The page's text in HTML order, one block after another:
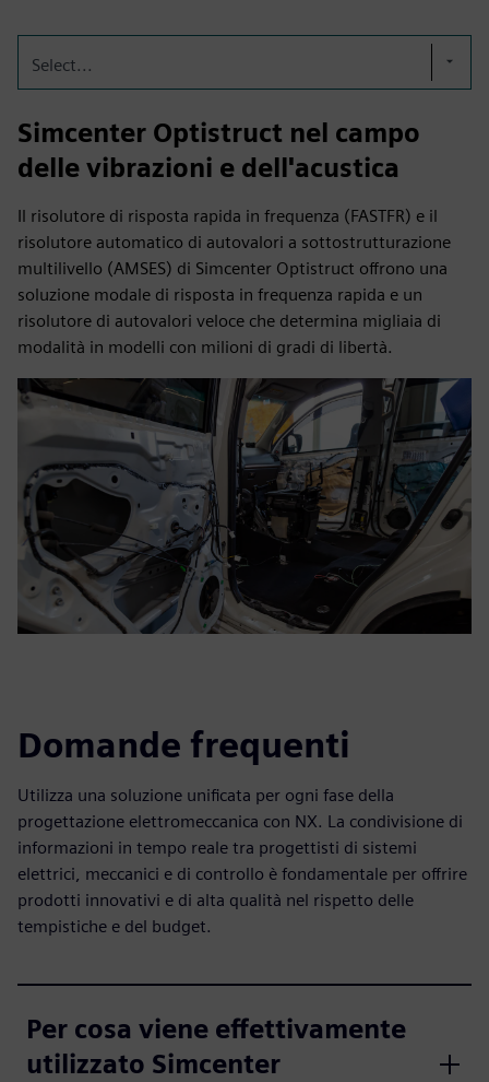
Select...
Simcenter Optistruct nel campo
delle vibrazioni e dell'acustica
Il risolutore di risposta rapida in frequenza (FASTFR) e il
risolutore automatico di autovalori a sottostrutturazione
multilivello (AMSES) di Simcenter Optistruct offrono una
soluzione modale di risposta in frequenza rapida e un
risolutore di autovalori veloce che determina migliaia di
modalità in modelli con milioni di gradi di libertà.
Domande frequenti
Utilizza una soluzione unificata per ogni fase della
progettazione elettromeccanica con NX. La condivisione di
informazioni in tempo reale tra progettisti di sistemi
elettrici, meccanici e di controllo è fondamentale per offrire
prodotti innovativi e di alta qualità nel rispetto delle
tempistiche e del budget.
Per cosa viene effettivamente
utilizzato Simcenter